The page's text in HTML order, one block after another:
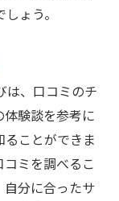
ょう。
は、口コミのチ
験談を参考に
ことができま
ミを調べるこ
自分に合ったサ